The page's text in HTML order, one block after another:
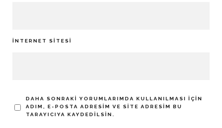
İNTERNET SITESI
DAHA SONRAKI YORUMLARIMDA KULLANILMASI IÇIN
ADIM, E-POSTA ADRESIM VE SITE ADRESIM BU
TARAYICIYA KAYDEDILSIN.